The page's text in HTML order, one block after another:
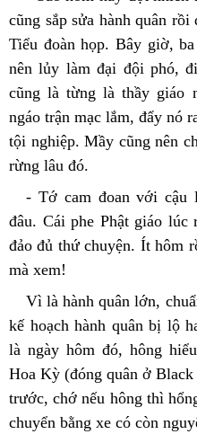
cũng sắp sửa hành quân
Tiểu đoàn họp. Bây giờ,
nên lủy làm đại đội phó,
cũng là từng là thầy giáo
ngáo trận mạc lắm, đẩy nó
tội nghiệp. Mầy cũng nên
rừng lâu đó.
- Tớ cam đoan với
đâu. Cái phe Phật giáo lúc
đảo đủ thứ chuyện. Ít hôm
mà xem!
Vì là hành quân lớn,
kế hoạch hành quân bị lộ
là ngày hôm đó, hông
Hoa Kỳ (đóng quân ở
trước, chớ nếu hông thì
chuyển bằng xe có còn